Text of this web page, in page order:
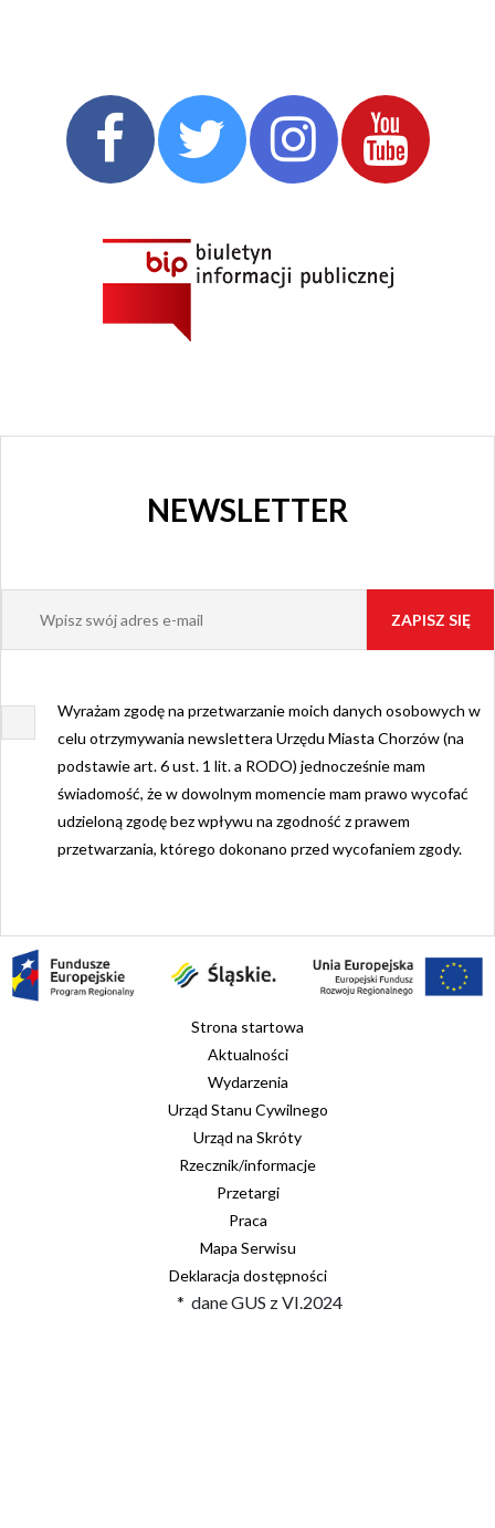
NEWSLETTER
Wyrażam zgodę na przetwarzanie moich danych osobowych w
celu otrzymywania newslettera Urzędu Miasta Chorzów (na
podstawie art. 6 ust. 1 lit. a RODO) jednocześnie mam
świadomość, że w dowolnym momencie mam prawo wycofać
udzieloną zgodę bez wpływu na zgodność z prawem
przetwarzania, którego dokonano przed wycofaniem zgody.
Strona startowa
Aktualności
Wydarzenia
Urząd Stanu Cywilnego
Urząd na Skróty
Rzecznik/informacje
Przetargi
Praca
Mapa Serwisu
Deklaracja dostępności
* dane GUS z VI.2024